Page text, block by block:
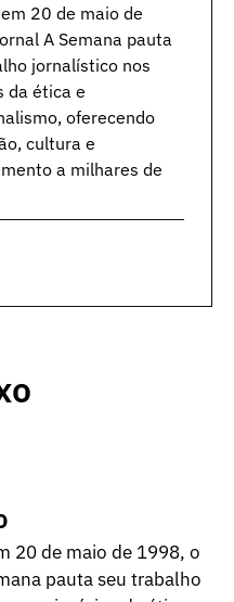
20 de maio de
A Semana pauta
jornalístico nos
da ética e
oferecendo
cultura e
a milhares de
20 de maio de 1998, o
pauta seu trabalho